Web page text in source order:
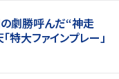
の劇勝呼んだ“神走
大ファインプレー」